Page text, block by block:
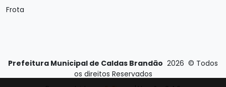
Frota
Prefeitura Municipal de Caldas Brandão 2026 © Todos
os direitos Reservados